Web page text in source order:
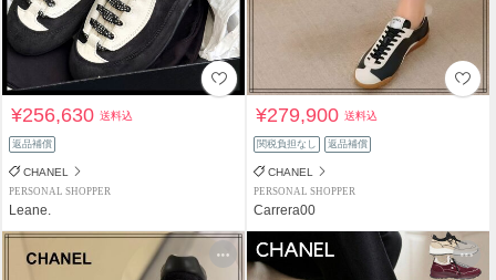
¥256,630送料込
返品補償
CHANEL
PERSONAL SHOPPER
Leane.
¥279,900送料込
関税負担なし 返品補償
CHANEL
PERSONAL SHOPPER
Carrera00